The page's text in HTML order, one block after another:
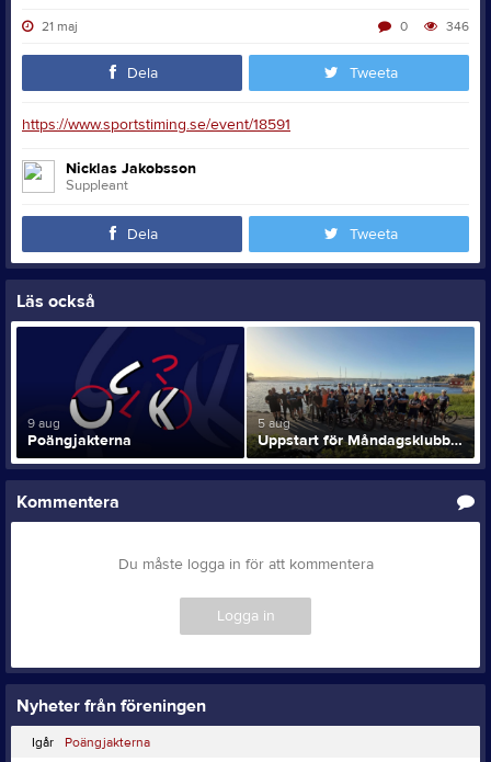
21 maj 346
0
Dela Tweeta
https://www.sportstiming.se/event/18591
Nicklas Jakobsson
Suppleant
Dela Tweeta
Läs också
9 aug
Poängjakterna
5 aug
Uppstart för Måndagsklubben!
Kommentera
Du måste logga in för att kommentera
Logga in
Nyheter från föreningen
Igår
Poängjakterna